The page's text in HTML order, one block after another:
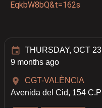
EqkbW8bQ&t=162s
THURSDAY, OCT
9 months ago
CGT-VALÈNCIA
Avenida del Cid, 154